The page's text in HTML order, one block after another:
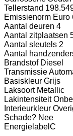
Tellerstand
Emissienorm Euro
Aantal deuren 4
Aantal zitplaatsen
Aantal sleutels 2
Aantal
Brandstof Diesel
Transmissie
Basiskleur Grijs
Laksoort Metallic
Lakintensiteit
Interieurkleur
Schade? Nee
Energielabel C